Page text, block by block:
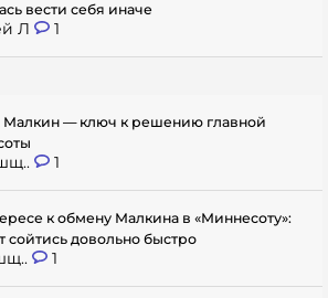
вести себя иначе
Л 1
Малкин — ключ к решению главной
1
к обмену Малкина в «Миннесоту»:
сойтись довольно быстро
1